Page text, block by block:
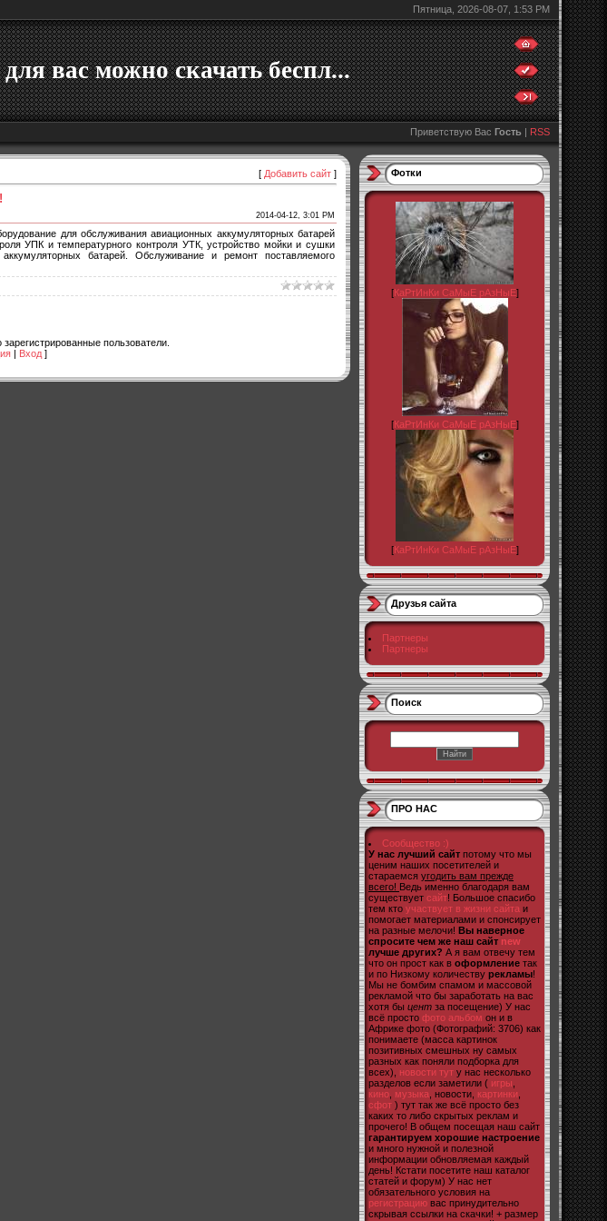
Пятница, 2026-08-07, 1:53 PM
вас можно скачать беспл...
Приветствую Вас Гость | RSS
[ Добавить сайт ]
2014-04-12, 3:01 PM
для обслуживания авиационных аккумуляторных батарей
УПК и температурного контроля УТК, устройство мойки и сушки
батарей. Обслуживание и ремонт поставляемого
пользователи.
| Вход ]
Фотки
[КаРтИнКи СаМыЕ рАзНыЕ]
[КаРтИнКи СаМыЕ рАзНыЕ]
[КаРтИнКи СаМыЕ рАзНыЕ]
Друзья сайта
Партнеры
Партнеры
Поиск
ПРО НАС
Сообщество :)
У нас лучший сайт потому что мы
ценим наших посетителей и
стараемся угодить вам прежде
всего! Ведь именно благодаря вам
существует сайт! Большое спасибо
тем кто участвует в жизни сайта и
помогает материалами и спонсирует
на разные мелочи! Вы наверное
спросите чем же наш сайт new
лучше других? А я вам отвечу тем
что он прост как в оформление так
и по Низкому количеству рекламы!
Мы не бомбим спамом и массовой
рекламой что бы заработать на вас
хотя бы цент за посещение) У нас
всё просто фото альбом он и в
Африке фото (Фотографий: 3706) как
понимаете (масса картинок
позитивных смешных ну самых
разных как поняли подборка для
всех), новости тут у нас несколько
разделов если заметили ( игры
кино музыка , новости, картинки
сфот ) тут так же всё просто без
каких то либо скрытых реклам и
прочего! В общем посещая наш сайт
гарантируем хорошие настроение
и много нужной и полезной
информации обновляемая каждый
день! Кстати посетите наш каталог
статей и форум) У нас нет
обязательного условия на
регистрацию вас принудительно
скрывая ссылки на скачки! + размер